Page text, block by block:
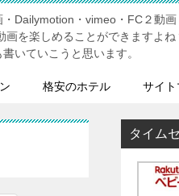
Dailymotion・vimeo・FC２動
画を楽しめることができますよ
いていこうと思います。
格安のホテル サイ
タイム